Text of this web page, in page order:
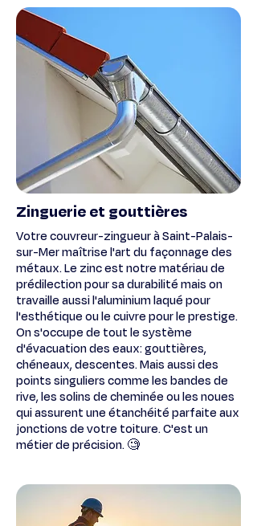
Zinguerie et gouttières
Votre couvreur-zingueur à Saint-Palais-
sur-Mer maîtrise l'art du façonnage des
métaux. Le zinc est notre matériau de
prédilection pour sa durabilité mais on
travaille aussi l'aluminium laqué pour
l'esthétique ou le cuivre pour le prestige.
On s'occupe de tout le système
d'évacuation des eaux: gouttières,
chéneaux, descentes. Mais aussi des
points singuliers comme les bandes de
rive, les solins de cheminée ou les noues
qui assurent une étanchéité parfaite aux
jonctions de votre toiture. C'est un
métier de précision. 🧐